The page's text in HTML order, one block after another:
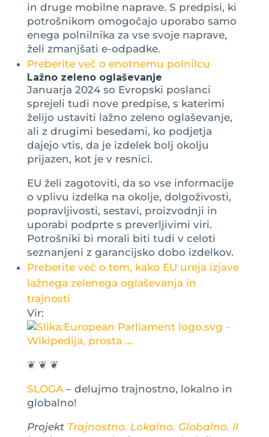
in druge mobilne naprave. S predpisi, ki
potrošnikom omogočajo uporabo samo
enega polnilnika za vse svoje naprave,
želi zmanjšati e-odpadke.
Preberite več o enotnemu polnilcu
Lažno zeleno oglaševanje
Januarja 2024 so Evropski poslanci
sprejeli tudi nove predpise, s katerimi
želijo ustaviti lažno zeleno oglaševanje,
ali z drugimi besedami, ko podjetja
dajejo vtis, da je izdelek bolj okolju
prijazen, kot je v resnici.
EU želi zagotoviti, da so vse informacije
o vplivu izdelka na okolje, dolgoživosti,
popravljivosti, sestavi, proizvodnji in
uporabi podprte s preverljivimi viri.
Potrošniki bi morali biti tudi v celoti
seznanjeni z garancijsko dobo izdelkov.
Preberite več o tem, kako EU ureja izjave
lažnega zelenega oglaševanja in
trajnosti
Vir:
❦ ❦ ❦
SLOGA– delujmo trajnostno, lokalno in
globalno!
Projekt Trajnostno. Lokalno. Globalno. II